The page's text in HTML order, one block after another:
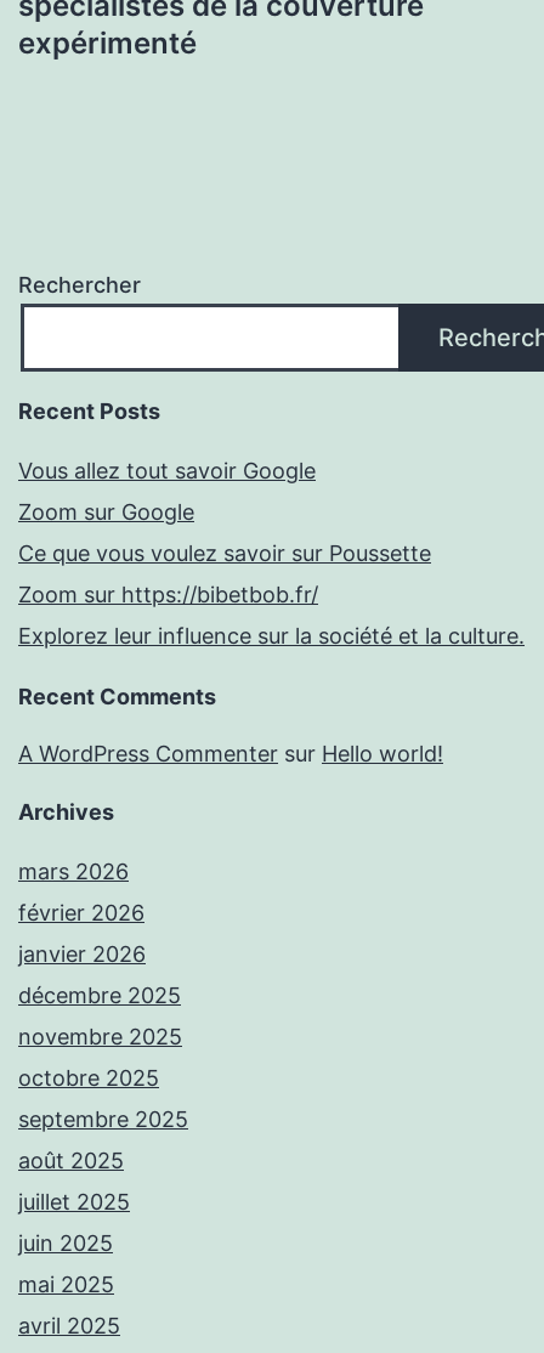
expérimenté
Rechercher
Recent Posts
Vous allez tout savoir Google
Zoom sur Google
Ce que vous voulez savoir sur Poussette
Zoom sur https://bibetbob.fr/
Explorez leur influence sur la société et la culture.
Recent Comments
A WordPress Commenter sur Hello world!
Archives
mars 2026
février 2026
janvier 2026
décembre 2025
novembre 2025
octobre 2025
septembre 2025
août 2025
juillet 2025
juin 2025
mai 2025
avril 2025